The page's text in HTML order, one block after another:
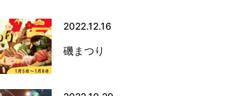
2022.12.16
磯まつり